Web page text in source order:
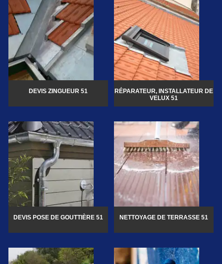
DEVIS ZINGUEUR 51
RÉPARATEUR, INSTALLATEUR DE
VELUX 51
DEVIS POSE DE GOUTTIÈRE 51 NETTOYAGE DE TERRASSE 51